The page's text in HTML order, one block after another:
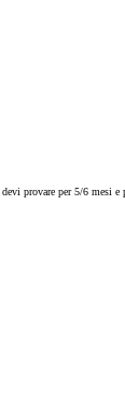
provare per 5/6 mesi